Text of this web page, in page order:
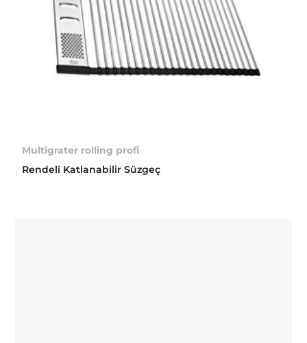
Multigrater rolling profi
Rendeli Katlanabilir Süzgeç